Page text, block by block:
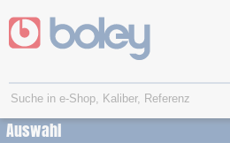
Auswahl